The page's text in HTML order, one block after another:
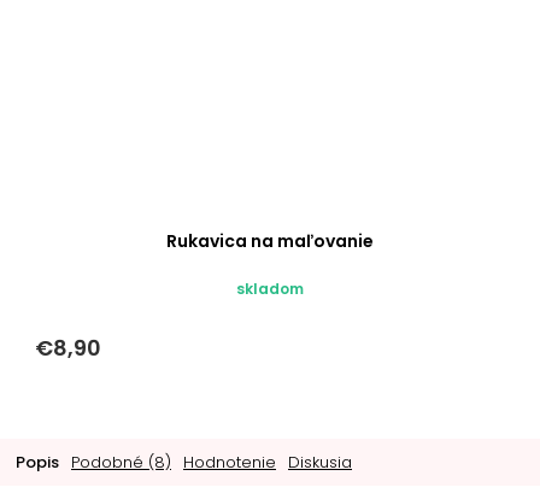
Rukavica na maľovanie
skladom
€8,90
Popis Podobné (8) Hodnotenie Diskusia